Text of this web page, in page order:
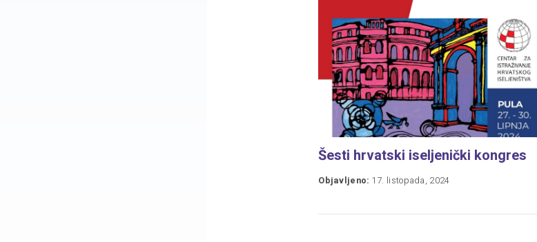
Šesti hrvatski iseljenički kongres
Objavljeno: 17. listopada, 2024